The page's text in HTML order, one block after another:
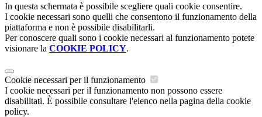
In questa schermata è possibile scegliere quali cookie consentire.
I cookie necessari sono quelli che consentono il funzionamento della
piattaforma e non è possibile disabilitarli.
Per conoscere quali sono i cookie necessari al funzionamento potete
visionare la COOKIE POLICY.
Cookie necessari per il funzionamento
I cookie necessari per il funzionamento non possono essere
disabilitati. È possibile consultare l'elenco nella pagina della cookie
policy.